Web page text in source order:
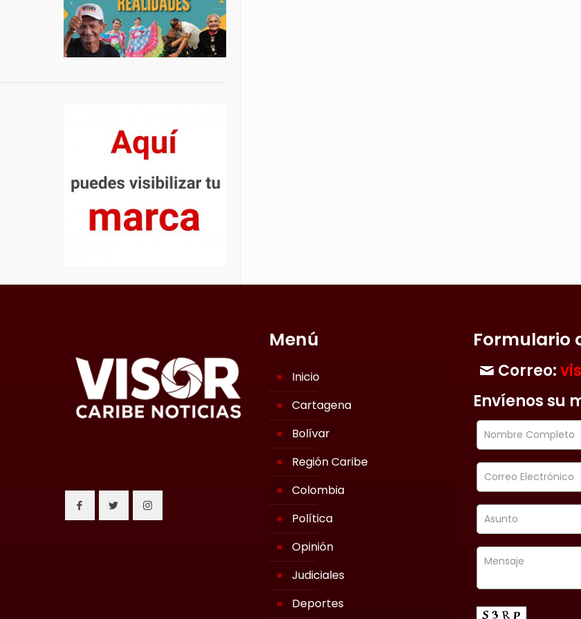
Menú
Inicio
Cartagena
Bolívar
Región Caribe
Colombia
Política
Opinión
Judiciales
Deportes
Formulario
Correo:
Envíenos su